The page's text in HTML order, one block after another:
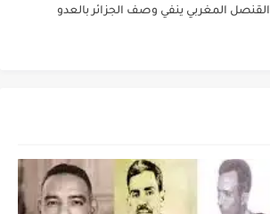
القنصل المغربي ينفي وصف الجزائر بالعدو